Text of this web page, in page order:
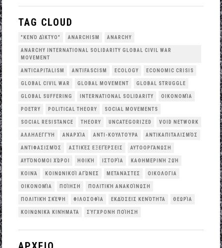
TAG CLOUD
"ΚΕΝΌ ΔΊΚΤΥΟ" ANARCHISM ANARCHY
ANARCHY INTERNATIONAL SOLIDARITY GLOBAL CIVIL WAR
MOVEMENT
ANTICAPITALISM ANTIFASCISM ECOLOGY ECONOMIC CRISIS
GLOBAL CIVIL WAR GLOBAL MOVEMENT GLOBAL STRUGGLE
GLOBAL SUFFERING INTERNATIONAL SOLIDARITY OΙΚΟΝΟΜΊΑ
POETRY POLITICAL THEORY SOCIAL MOVEMENTS
SOCIAL RESISTANCE THEORY UNCATEGORIZED VOID NETWORK
ΑΛΛΗΛΕΓΓΎΗ ΑΝΑΡΧΊΑ ΑΝΤΙ-ΚΟΥΛΤΟΎΡΑ ΑΝΤΙΚΑΠΙΤΑΛΙΣΜΌΣ
ΑΝΤΙΦΑΣΙΣΜΌΣ ΑΣΤΙΚΈΣ ΕΞΕΓΈΡΣΕΙΣ ΑΥΤΟΟΡΓΆΝΩΣΗ
ΑΥΤΌΝΟΜΟΙ ΧΏΡΟΙ ΗΘΙΚΉ ΙΣΤΟΡΊΑ ΚΑΘΗΜΕΡΙΝΉ ΖΩΉ
ΚΟΙΝΆ ΚΟΙΝΩΝΙΚΟΊ ΑΓΏΝΕΣ ΜΕΤΑΝΆΣΤΕΣ ΟΙΚΟΛΟΓΙΑ
ΟΙΚΟΝΟΜΊΑ ΠΟΊΗΣΗ ΠΟΛΙΤΙΚΉ ΑΝΑΚΟΊΝΩΣΗ
ΠΟΛΙΤΙΚΉ ΣΚΈΨΗ ΦΙΛΟΣΟΦΊΑ ΕΚΔΌΣΕΙΣ ΚΕΝΌΤΗΤΑ ΘΕΩΡΊΑ
ΚΟΙΝΩΝΙΚΆ ΚΙΝΉΜΑΤΑ ΣΎΓΧΡΟΝΗ ΠΟΊΗΣΗ